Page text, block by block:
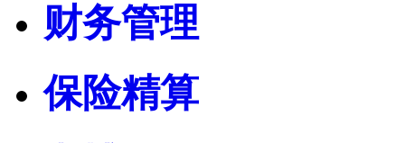
财务管理
保险精算